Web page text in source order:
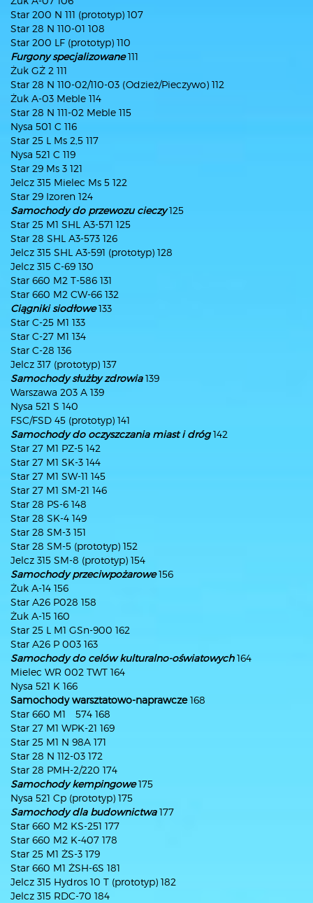
Star 200 N 111 (prototyp) 107
Star 28 N 110-01 108
Star 200 LF (prototyp) 110
Furgony specjalizowane111
Żuk GŻ 2 111
Star 28 N 110-02/110-03 (Odzież/Pieczywo) 112
Żuk A-03 Meble 114
Star 28 N 111-02 Meble 115
Nysa 501 C 116
Star 25 L Ms 2,5 117
Nysa 521 C 119
Star 29 Ms 3 121
Jelcz 315 Mielec Ms 5 122
Star 29 Izoren 124
Samochody do przewozu cieczy125
Star 25 M1 SHL A3-571 125
Star 28 SHL A3-573 126
Jelcz 315 SHL A3-591 (prototyp) 128
Jelcz 315 C-69 130
Star 660 M2 T-586 131
Star 660 M2 CW-66 132
Ciągniki siodłowe133
Star C-25 M1 133
Star C-27 M1 134
Star C-28 136
Jelcz 317 (prototyp) 137
Samochody służby zdrowia139
Warszawa 203 A 139
Nysa 521 S 140
FSC/FSD 45 (prototyp) 141
Samochody do oczyszczania miast i dróg142
Star 27 M1 PZ-5 142
Star 27 M1 SK-3 144
Star 27 M1 SW-11 145
Star 27 M1 SM-21 146
Star 28 PS-6 148
Star 28 SK-4 149
Star 28 SM-3 151
Star 28 SM-5 (prototyp) 152
Jelcz 315 SM-8 (prototyp) 154
Samochody przeciwpożarowe156
Żuk A-14 156
Star A26 P028 158
Żuk A-15 160
Star 25 L M1 GSn-900 162
Star A26 P 003 163
Samochody do celów kulturalno-oświatowych164
Mielec WR 002 TWT 164
Nysa 521 K 166
Samochody warsztatowo-naprawcze168
Star 660 M1 574 168
Star 27 M1 WPK-21 169
Star 25 M1 N 98A 171
Star 28 N 112-03 172
Star 28 PMH-2/220 174
Samochody kempingowe175
Nysa 521 Cp (prototyp) 175
Samochody dla budownictwa177
Star 660 M2 KS-251 177
Star 660 M2 K-407 178
Star 25 M1 ŻS-3 179
Star 660 M1 ŻSH-6S 181
Jelcz 315 Hydros 10 T (prototyp) 182
Jelcz 315 RDC-70 184